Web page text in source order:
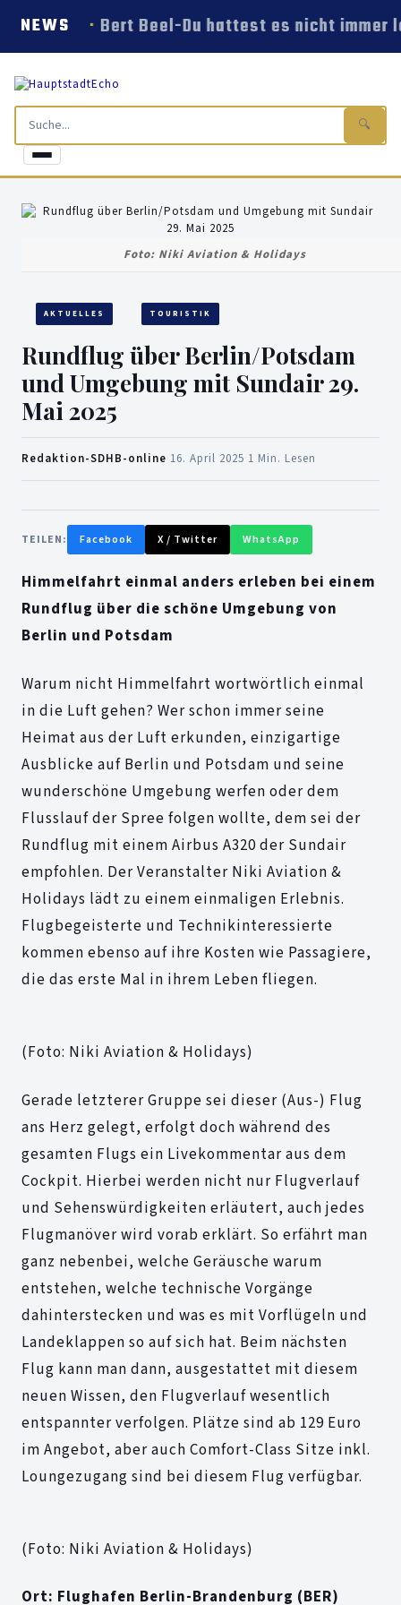
NEWS Bert Beel-Du hattest es nicht immer
🔍
Foto: Niki Aviation & Holidays
AKTUELLES TOURISTIK
Rundflug über Berlin/Potsdam
und Umgebung mit Sundair 29.
Mai 2025
Redaktion-SDHB-online 16. April 2025 1 Min. Lesen
TEILEN: Facebook X / Twitter WhatsApp
Himmelfahrt einmal anders erleben bei einem
Rundflug über die schöne Umgebung von
Berlin und Potsdam
Warum nicht Himmelfahrt wortwörtlich einmal
in die Luft gehen? Wer schon immer seine
Heimat aus der Luft erkunden, einzigartige
Ausblicke auf Berlin und Potsdam und seine
wunderschöne Umgebung werfen oder dem
Flusslauf der Spree folgen wollte, dem sei der
Rundflug mit einem Airbus A320 der Sundair
empfohlen. Der Veranstalter Niki Aviation &
Holidays lädt zu einem einmaligen Erlebnis.
Flugbegeisterte und Technikinteressierte
kommen ebenso auf ihre Kosten wie Passagiere,
die das erste Mal in ihrem Leben fliegen.
(Foto: Niki Aviation & Holidays)
Gerade letzterer Gruppe sei dieser (Aus-) Flug
ans Herz gelegt, erfolgt doch während des
gesamten Flugs ein Livekommentar aus dem
Cockpit. Hierbei werden nicht nur Flugverlauf
und Sehenswürdigkeiten erläutert, auch jedes
Flugmanöver wird vorab erklärt. So erfährt man
ganz nebenbei, welche Geräusche warum
entstehen, welche technische Vorgänge
dahinterstecken und was es mit Vorflügeln und
Landeklappen so auf sich hat. Beim nächsten
Flug kann man dann, ausgestattet mit diesem
neuen Wissen, den Flugverlauf wesentlich
entspannter verfolgen. Plätze sind ab 129 Euro
im Angebot, aber auch Comfort-Class Sitze inkl.
Loungezugang sind bei diesem Flug verfügbar.
(Foto: Niki Aviation & Holidays)
Ort: Flughafen Berlin-Brandenburg (BER)